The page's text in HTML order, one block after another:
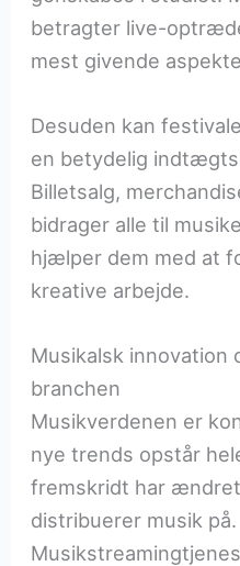
betragter live-
mest givende
Desuden kan
en betydelig
Billetsalg,
bidrager alle til
hjælper dem med at
kreative arbejde.
Musikalsk innovation
branchen
Musikverdenen er
nye trends opstår
fremskridt har
distribuerer musik på.